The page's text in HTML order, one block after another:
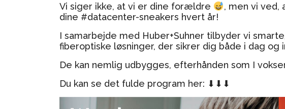
Vi siger ikke, at vi er dine forældre
, men vi ved,
dine #datacenter-sneakers hvert år!
I samarbejde med Huber+Suhner tilbyder vi
fiberoptiske løsninger, der sikrer dig både i dag og
De kan nemlig udbygges, efterhånden som I
Du kan se det fulde program her: ⬇⬇⬇